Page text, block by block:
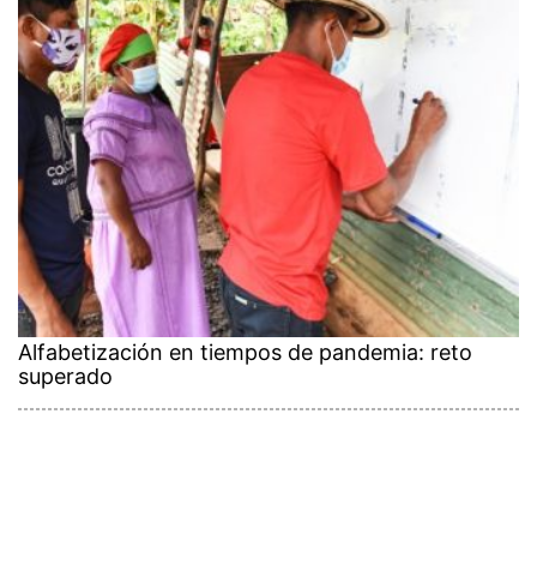
Alfabetización en tiempos de pandemia: reto
superado